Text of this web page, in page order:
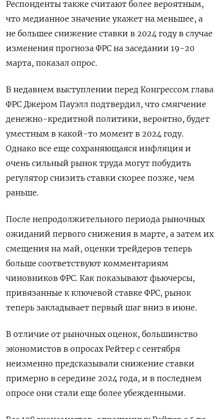
Респонденты также считают более вероятным,
что медианное значение укажет на меньшее, а
не большее снижение ставки в 2024 году в случае
изменения прогноза ФРС на заседании 19-20
марта, показал опрос.
В недавнем выступлении перед Конгрессом глава
ФРС Джером Пауэлл подтвердил, что смягчение
денежно-кредитной политики, вероятно, будет
уместным в какой-то момент в 2024 году.
Однако все еще сохраняющаяся инфляция и
очень сильный рынок труда могут побудить
регулятор снизить ставки скорее позже, чем
раньше.
После непродолжительного периода рыночных
ожиданий первого снижения в марте, а затем их
смещения на май, оценки трейдеров теперь
больше соответствуют комментариям
чиновников ФРС. Как показывают фьючерсы,
привязанные к ключевой ставке ФРС, рынок
теперь закладывает первый шаг вниз в июне.
В отличие от рыночных оценок, большинство
экономистов в опросах Рейтер с сентября
неизменно предсказывали снижение ставки
примерно в середине 2024 года, и в последнем
опросе они стали еще более убежденными.